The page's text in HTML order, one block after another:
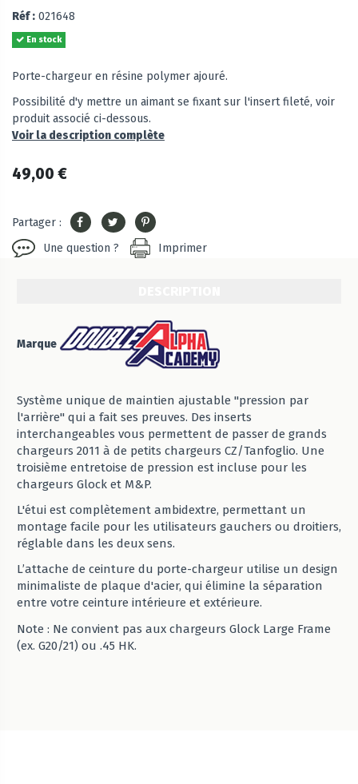
Réf : 021648
En stock
Porte-chargeur en résine polymer ajouré.
Possibilité d'y mettre un aimant se fixant sur l'insert fileté, voir
produit associé ci-dessous.
Voir la description complète
49,00 €
Partager :
Une question ?
Imprimer
Marque
Système unique de maintien ajustable "pression par
l'arrière" qui a fait ses preuves. Des inserts
interchangeables vous permettent de passer de grands
chargeurs 2011 à de petits chargeurs CZ/Tanfoglio. Une
troisième entretoise de pression est incluse pour les
chargeurs Glock et M&P.
L'étui est complètement ambidextre, permettant un
montage facile pour les utilisateurs gauchers ou droitiers,
réglable dans les deux sens.
L’attache de ceinture du porte-chargeur utilise un design
minimaliste de plaque d'acier, qui élimine la séparation
entre votre ceinture intérieure et extérieure.
Note : Ne convient pas aux chargeurs Glock Large Frame
(ex. G20/21) ou .45 HK.